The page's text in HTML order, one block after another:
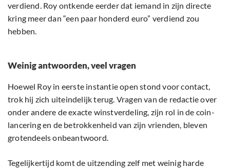
verdiend. Roy ontkende eerder dat iemand in zijn directe
kring meer dan “een paar honderd euro” verdiend zou
hebben.
Weinig antwoorden, veel vragen
Hoewel Roy in eerste instantie open stond voor contact,
trok hij zich uiteindelijk terug. Vragen van de redactie over
onder andere de exacte winstverdeling, zijn rol in de coin-
lancering en de betrokkenheid van zijn vrienden, bleven
grotendeels onbeantwoord.
Tegelijkertijd komt de uitzending zelf met weinig harde